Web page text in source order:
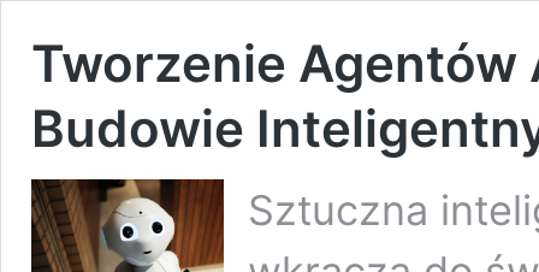
Tworzenie Agentów
Budowie
Sztuczna